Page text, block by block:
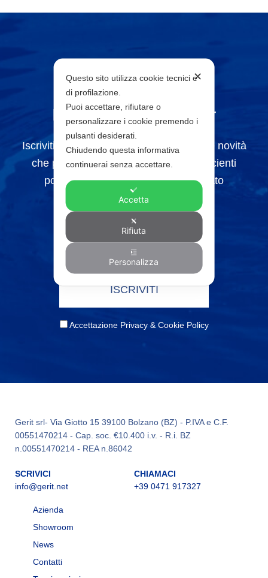
Iscriviti alla newsletter
Iscriviti alla newsletter e riceverai tutte le novità
che pubblicheremo sul sito, sono sufficienti
poche informazioni e sarai aggiornato
costantemente.
Accettazione Privacy & Cookie Policy
Gerit srl- Via Giotto 15 39100 Bolzano (BZ) - P.IVA e C.F.
00551470214 - Cap. soc. €10.400 i.v. - R.i. BZ
n.00551470214 - REA n.86042
SCRIVICI
info@gerit.net
CHIAMACI
+39 0471 917327
Azienda
Showroom
News
Contatti
✕
Questo sito utilizza cookie tecnici e
di profilazione.
Puoi accettare, rifiutare o
personalizzare i cookie premendo i
pulsanti desiderati.
Chiudendo questa informativa
continuerai senza accettare.
Accetta
Rifiuta
Personalizza